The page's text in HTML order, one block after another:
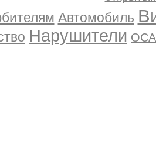
Автомобиль
Нарушители